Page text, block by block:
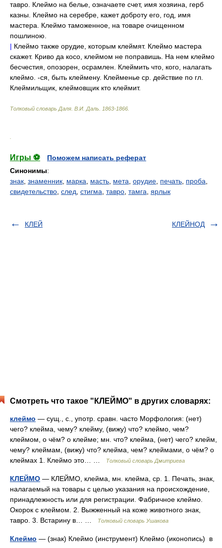
тавро. Клеймо на белье, означаете счет, имя хозяина, герб
казны. Клеймо на серебре, кажет доброту его, год, имя
мастера. Клеймо таможенное, на товаре очищенном
пошлиною.
| Клеймо также орудие, которым клеймят. Клеймо мастера
скажет. Криво да косо, клеймом не поправишь. На нем клеймо
бесчестия, опозорен, осрамлен. Клеймить что, кого, налагать
клеймо. -ся, быть клеймену. Клейменье ср. действие по гл.
Клеймильщик, клеймовщик кто клеймит.
Толковый словарь Даля В.И. Даль. 1863-1866
Игры ⚽
Поможем написать реферат
Синонимы:
знак знаменник марка масть мета орудие печать проба
свидетельство след стигма тавро тамга ярлык
КЛЕЙ КЛЕЙНОД
Смотреть что такое "КЛЕЙМО" в других словарях:
клеймо — сущ., с., употр. сравн. часто Морфология: (нет)
чего? клейма, чему? клейму, (вижу) что? клеймо, чем?
клеймом, о чём? о клейме; мн. что? клейма, (нет) чего? клейм,
чему? клеймам, (вижу) что? клейма, чем? клеймами, о чём? о
клеймах 1. Клеймо это… …
Толковый словарь Дмитриева
КЛЕЙМО — КЛЕЙМО, клейма, мн. клейма, ср. 1. Печать, знак,
налагаемый на товары с целью указания на происхождение,
принадлежность или для регистрации. Фабричное клеймо.
Окорок с клеймом. 2. Выжженный на коже животного знак,
тавро. 3. Встарину в… …
Толковый словарь Ушакова
Клеймо — (знак) Клеймо (инструмент) Клеймо (иконопись) в